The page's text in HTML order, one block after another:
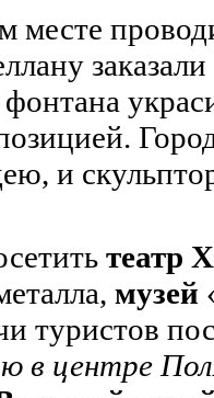
месте
и
театр
музей
туристов
центре